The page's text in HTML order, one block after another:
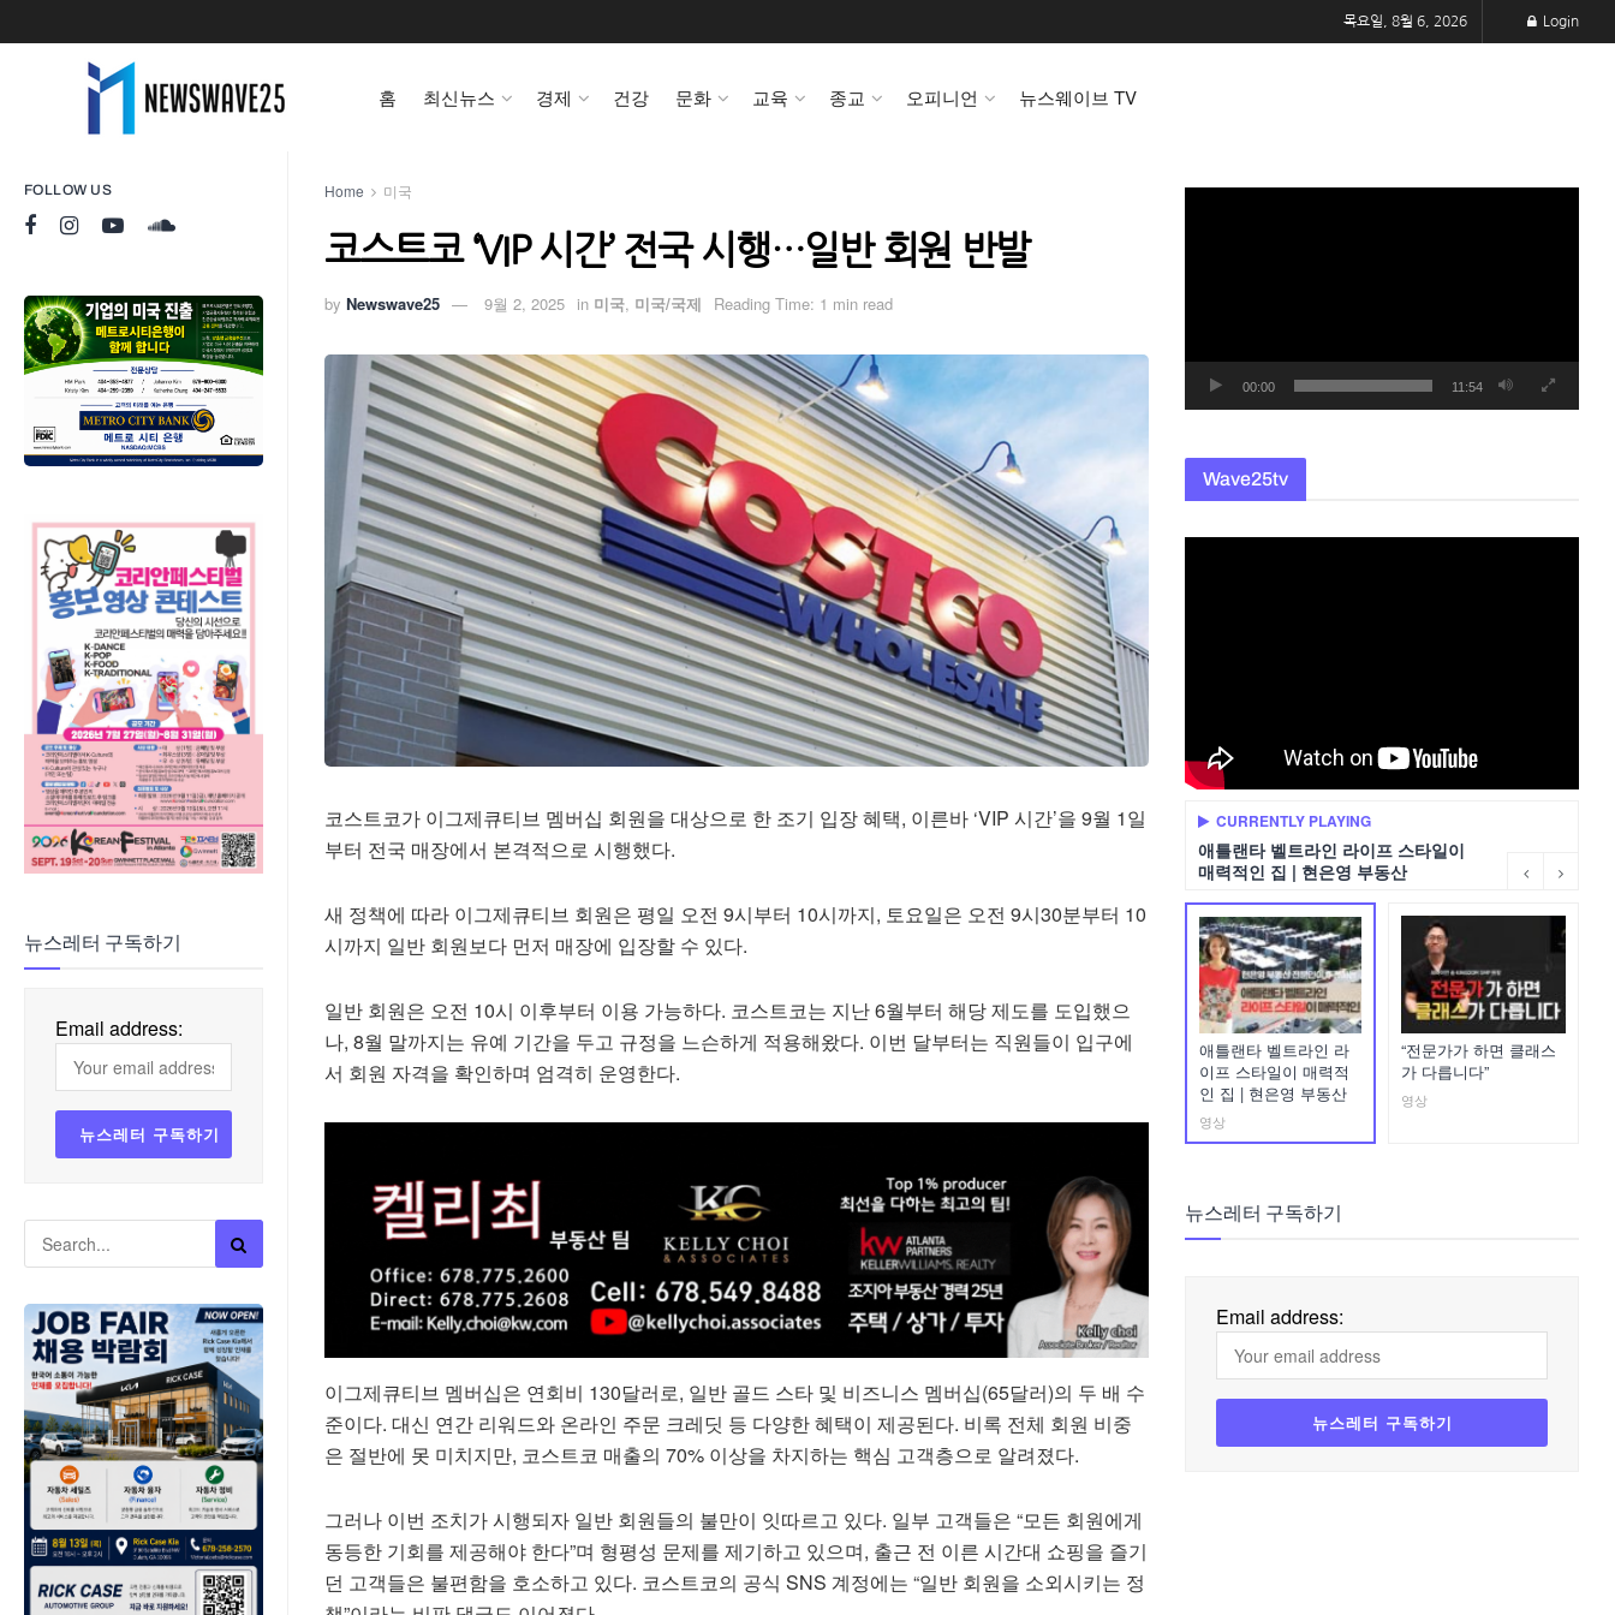
FOLLOW US
뉴스레터 구독하기
Email address:
목요일, 8월 6, 2026 Login
홈 최신뉴스 경제 건강 문화 교육 종교 오피니언 뉴스웨이브 TV
Home 미국
코스트코 ‘VIP 시간’ 전국 시행…일반 회원 반발
by Newswave25 9월 2, 2025 in 미국, 미국/국제 Reading Time: 1 min read
코스트코가 이그제큐티브 멤버십 회원을 대상으로 한 조기 입장 혜택, 이른바 ‘VIP 시간’을 9월 1일
부터 전국 매장에서 본격적으로 시행했다.
새 정책에 따라 이그제큐티브 회원은 평일 오전 9시부터 10시까지, 토요일은 오전 9시30분부터 10
시까지 일반 회원보다 먼저 매장에 입장할 수 있다.
일반 회원은 오전 10시 이후부터 이용 가능하다. 코스트코는 지난 6월부터 해당 제도를 도입했으
나, 8월 말까지는 유예 기간을 두고 규정을 느슨하게 적용해왔다. 이번 달부터는 직원들이 입구에
서 회원 자격을 확인하며 엄격히 운영한다.
이그제큐티브 멤버십은 연회비 130달러로, 일반 골드 스타 및 비즈니스 멤버십(65달러)의 두 배 수
준이다. 대신 연간 리워드와 온라인 주문 크레딧 등 다양한 혜택이 제공된다. 비록 전체 회원 비중
은 절반에 못 미치지만, 코스트코 매출의 70% 이상을 차지하는 핵심 고객층으로 알려졌다.
그러나 이번 조치가 시행되자 일반 회원들의 불만이 잇따르고 있다. 일부 고객들은 “모든 회원에게
동등한 기회를 제공해야 한다”며 형평성 문제를 제기하고 있으며, 출근 전 이른 시간대 쇼핑을 즐기
던 고객들은 불편함을 호소하고 있다. 코스트코의 공식 SNS 계정에는 “일반 회원을 소외시키는 정
00:00 11:54
Wave25tv
CURRENTLY PLAYING
애틀랜타 벨트라인 라이프 스타일이
매력적인 집 | 현은영 부동산
애틀랜타 벨트라인 라
이프 스타일이 매력적
인 집 | 현은영 부동산
영상
“전문가가 하면 클래스
가 다릅니다”
영상
뉴스레터 구독하기
Email address: